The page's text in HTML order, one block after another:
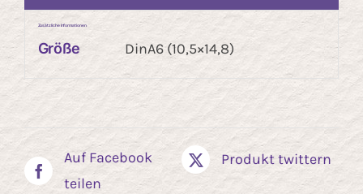
Zusätzliche Informationen
Größe DinA6 (10,5×14,8)
Auf Facebook
teilen
Produkt twittern